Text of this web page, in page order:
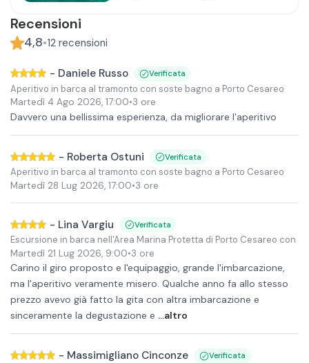
Recensioni
4,8•12 recensioni
- Daniele Russo Verificata
Aperitivo in barca al tramonto con soste bagno a Porto Cesareo
Martedì 4 Ago 2026, 17:00•3 ore
Davvero una bellissima esperienza, da migliorare l'aperitivo
- Roberta Ostuni Verificata
Aperitivo in barca al tramonto con soste bagno a Porto Cesareo
Martedì 28 Lug 2026, 17:00•3 ore
- Lina Vargiu Verificata
Escursione in barca nell'Area Marina Protetta di Porto Cesareo con
Martedì 21 Lug 2026, 9:00•3 ore
Carino il giro proposto e l'equipaggio, grande l'imbarcazione,
ma l'aperitivo veramente misero. Qualche anno fa allo stesso
prezzo avevo già fatto la gita con altra imbarcazione e
sinceramente la degustazione e ...altro
- Massimigliano Cinconze Verificata